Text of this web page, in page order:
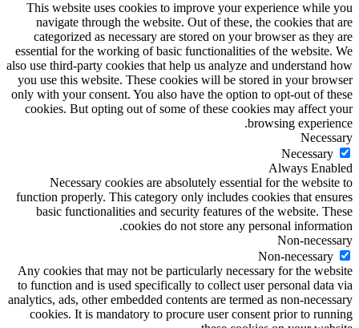
This website uses cookies to improve your experience while you
navigate through the website. Out of these, the cookies that are
categorized as necessary are stored on your browser as they are
essential for the working of basic functionalities of the website. We
also use third-party cookies that help us analyze and understand how
you use this website. These cookies will be stored in your browser
only with your consent. You also have the option to opt-out of these
cookies. But opting out of some of these cookies may affect your
browsing experience.
Necessary
Necessary
Always Enabled
Necessary cookies are absolutely essential for the website to
function properly. This category only includes cookies that ensures
basic functionalities and security features of the website. These
cookies do not store any personal information.
Non-necessary
Non-necessary
Any cookies that may not be particularly necessary for the website
to function and is used specifically to collect user personal data via
analytics, ads, other embedded contents are termed as non-necessary
cookies. It is mandatory to procure user consent prior to running